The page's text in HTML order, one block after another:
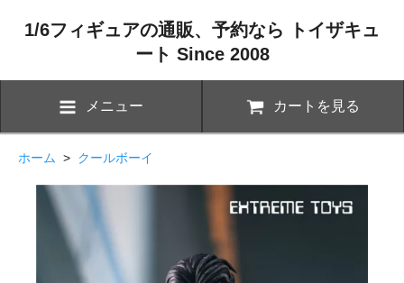
1/6フィギュアの通販、予約なら トイザキュ
ート Since 2008
メニュー カートを見る
ホーム > クールボーイ